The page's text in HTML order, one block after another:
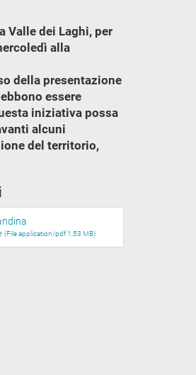
Valle dei Laghi, per
alla
della presentazione
essere
iniziativa possa
alcuni
del territorio,
(File application/pdf 1,53 MB)